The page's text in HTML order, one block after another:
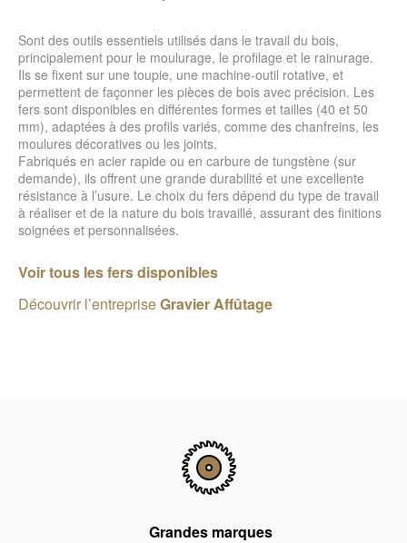
Sont des outils essentiels utilisés dans le travail du bois,
principalement pour le moulurage, le profilage et le rainurage.
Ils se fixent sur une toupie, une machine-outil rotative, et
permettent de façonner les pièces de bois avec précision. Les
fers sont disponibles en différentes formes et tailles (40 et 50
mm), adaptées à des profils variés, comme des chanfreins, les
moulures décoratives ou les joints.
Fabriqués en acier rapide ou en carbure de tungstène (sur
demande), ils offrent une grande durabilité et une excellente
résistance à l’usure. Le choix du fers dépend du type de travail
à réaliser et de la nature du bois travaillé, assurant des finitions
soignées et personnalisées.
Voir tous les fers disponibles
Découvrir l’entrepriseGravier Affûtage
Grandes marques